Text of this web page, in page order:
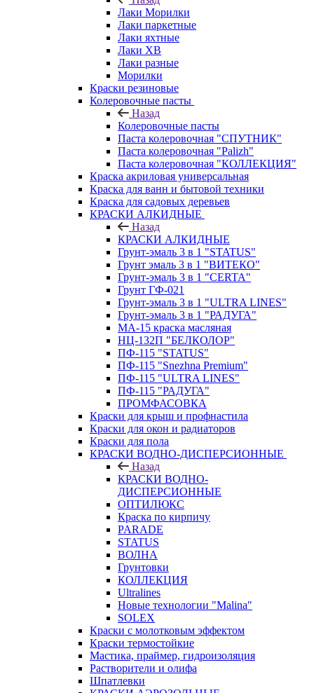
Лаки Морилки
Лаки паркетные
Лаки яхтные
Лаки ХВ
Лаки разные
Морилки
Краски резиновые
Колеровочные пасты
Назад
Колеровочные пасты
Паста колеровочная "СПУТНИК"
Паста колеровочная "Palizh"
Паста колеровочная "КОЛЛЕКЦИЯ"
Краска акриловая универсальная
Краска для ванн и бытовой техники
Краска для садовых деревьев
КРАСКИ АЛКИДНЫЕ
Назад
КРАСКИ АЛКИДНЫЕ
Грунт-эмаль 3 в 1 "STATUS"
Грунт эмаль 3 в 1 "ВИТЕКО"
Грунт-эмаль 3 в 1 "CERTA"
Грунт ГФ-021
Грунт-эмаль 3 в 1 "ULTRA LINES"
Грунт-эмаль 3 в 1 "РАДУГА"
МА-15 краска масляная
НЦ-132П "БЕЛКОЛОР"
ПФ-115 "STATUS"
ПФ-115 "Snezhna Premium"
ПФ-115 "ULTRA LINES"
ПФ-115 "РАДУГА"
ПРОМФАСОВКА
Краски для крыш и профнастила
Краски для окон и радиаторов
Краски для пола
КРАСКИ ВОДНО-ДИСПЕРСИОННЫЕ
Назад
КРАСКИ ВОДНО-
ДИСПЕРСИОННЫЕ
ОПТИЛЮКС
Краска по кирпичу
PARADE
STATUS
ВОЛНА
Грунтовки
КОЛЛЕКЦИЯ
Ultralines
Новые технологии "Malina"
SOLEX
Краски с молотковым эффектом
Краски термостойкие
Мастика, праймер, гидроизоляция
Растворители и олифа
Шпатлевки